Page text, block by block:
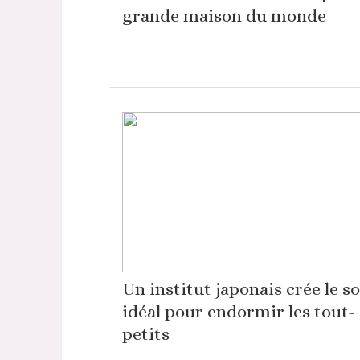
grande maison du monde
Un institut japonais crée le
idéal pour endormir les tout-
petits